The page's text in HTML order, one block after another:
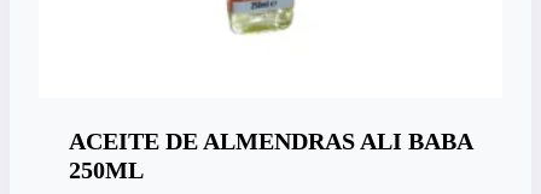
ACEITE DE ALMENDRAS ALI BABA
250ML